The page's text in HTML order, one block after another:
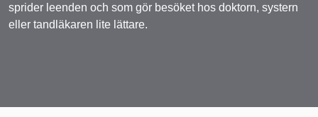
sprider leenden och som gör besöket hos doktorn, systern
eller tandläkaren lite lättare.